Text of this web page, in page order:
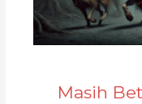
Masih